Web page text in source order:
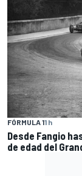
FÓRMULA 11 h
Desde Fangio
de edad del